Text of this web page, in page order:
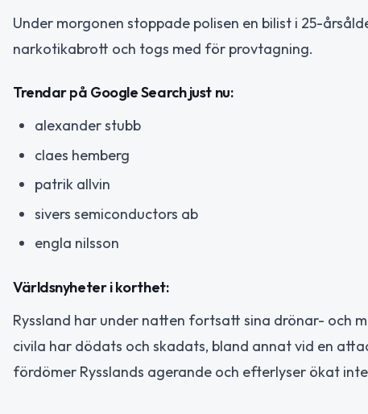
Under morgonen stoppade polisen en bilist i 25-
narkotikabrott och togs med för provtagning.
Trendar på Google Search just nu:
alexander stubb
claes hemberg
patrik allvin
sivers semiconductors ab
engla nilsson
Världsnyheter i korthet:
Ryssland har under natten fortsatt sina drönar- och
civila har dödats och skadats, bland annat vid en
fördömer Rysslands agerande och efterlyser ökat